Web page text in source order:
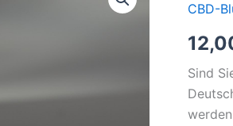
CBD-
Sind
CBD
online
quantity